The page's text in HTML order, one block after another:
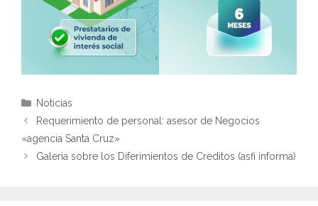
Categorías
Noticias
Requerimiento de personal: asesor de Negocios
«agencia Santa Cruz»
Galeria sobre los Diferimientos de Creditos (asfi informa)